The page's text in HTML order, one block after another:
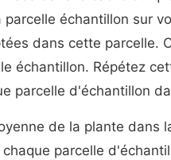
échantillon sur
dans cette parcelle.
échantillon. Répétez
parcelle d'échantillon
de la plante dans
parcelle